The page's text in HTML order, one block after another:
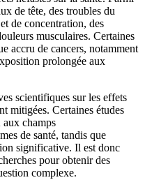
de tête, des troubles du
de concentration, des
musculaires. Certaines
accru de cancers, notamment
prolongée aux
scientifiques sur les effets
mitigées. Certaines études
aux champs
de santé, tandis que
significative. Il est donc
pour obtenir des
complexe.